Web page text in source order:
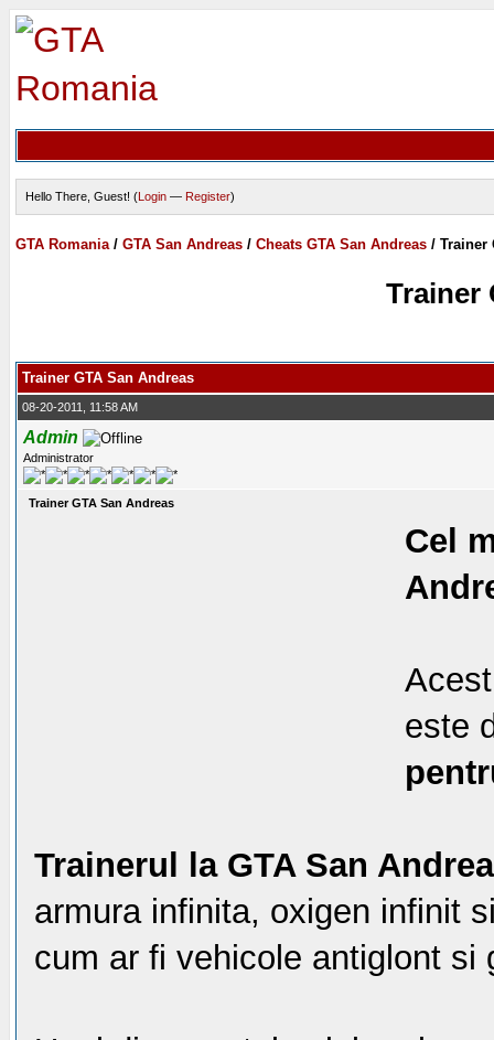
Hello There, Guest! (Login — Register)
GTA Romania/ GTA San Andreas / Cheats GTA San Andreas / Trainer
Trainer
Trainer GTA San Andreas
08-20-2011, 11:58 AM
Admin
Administrator
Trainer GTA San Andreas
Cel
este
Trainerul la GTA San
armura infinita, oxigen infinit
cum ar fi vehicole antiglont si